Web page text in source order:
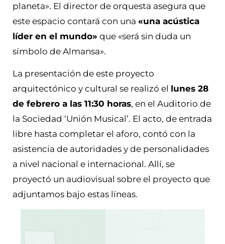
planeta». El director de orquesta asegura que
este espacio contará con una «una acústica
líder en el mundo» que «será sin duda un
símbolo de Almansa».
La presentación de este proyecto
arquitectónico y cultural se realizó el lunes 28
de febrero a las 11:30 horas, en el Auditorio de
la Sociedad ‘Unión Musical’. El acto, de entrada
libre hasta completar el aforo, contó con la
asistencia de autoridades y de personalidades
a nivel nacional e internacional. Allí, se
proyectó un audiovisual sobre el proyecto que
adjuntamos bajo estas líneas.